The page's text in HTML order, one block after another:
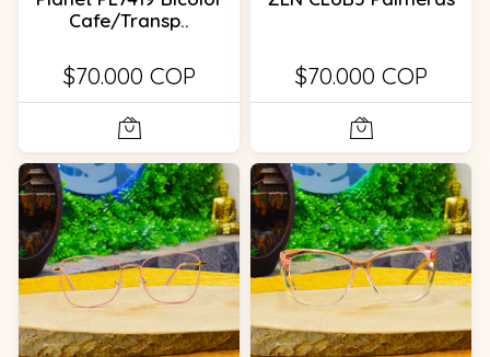
Cafe/Transp..
$70.000 COP $70.000 COP